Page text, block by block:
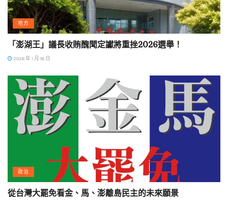
地方
「澎湖王」議長收賄醜聞定讞將重挫2026選舉！
2026 年 1 月 16 日
政治
從台灣大罷免看金、馬、澎離島民主的未來願景